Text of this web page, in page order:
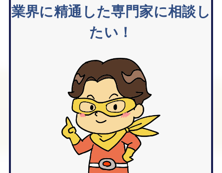
業界に精通した専門家に相談し
たい！